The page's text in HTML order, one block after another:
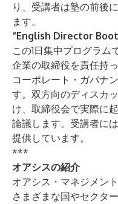
り、受講者は塾の前後
ます。
“English Director Boot
この1日集中プログラム
企業の取締役を責任持
コーポレート・ガバナ
す。双方向のディスカ
け、取締役会で実際に
論議します。受講者に
提供しています。
***
オアシスの紹介
オアシス・マネジメン
さまざまな国やセクタ